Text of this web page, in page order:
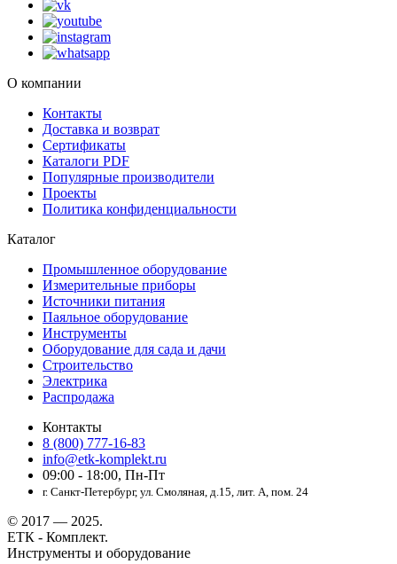
О компании
Контакты
Доставка и возврат
Сертификаты
Каталоги PDF
Популярные производители
Проекты
Политика конфиденциальности
Каталог
Промышленное оборудование
Измерительные приборы
Источники питания
Паяльное оборудование
Инструменты
Оборудование для сада и дачи
Строительство
Электрика
Распродажа
Контакты
8 (800) 777-16-83
info@etk-komplekt.ru
09:00 - 18:00, Пн-Пт
г. Санкт-Петербург, ул. Смоляная, д.15, лит. А, пом. 24
© 2017 — 2025.
ЕТК - Комплект.
Инструменты и оборудование